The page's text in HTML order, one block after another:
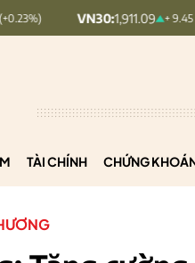
VN30:1,911.09 + 9.45 (+0.5%)
TÀI CHÍNH CHỨNG